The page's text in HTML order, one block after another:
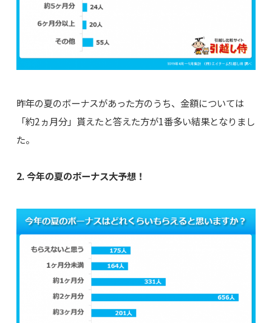
昨年の夏のボーナスがあった方のうち、金額については
「約2ヵ月分」貰えたと答えた方が1番多い結果となりまし
た。
2. 今年の夏のボーナス大予想！